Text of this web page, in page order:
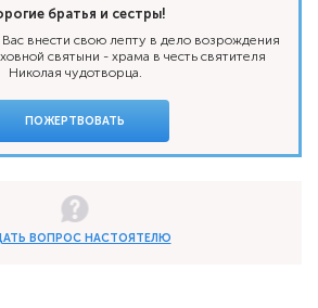
братья и сестры!
внести свою лепту в дело возрождения
святыни - храма в честь святителя
Николая чудотворца.
ПОЖЕРТВОВАТЬ
ВОПРОС НАСТОЯТЕЛЮ